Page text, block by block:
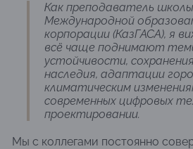
Как преподаватель
Международной
корпорации (КазГАСА), я
всё чаще поднимают
устойчивости,
наследия, адаптации
климатическим
современных цифровых
проектировании.
Мы с коллегами постоянно